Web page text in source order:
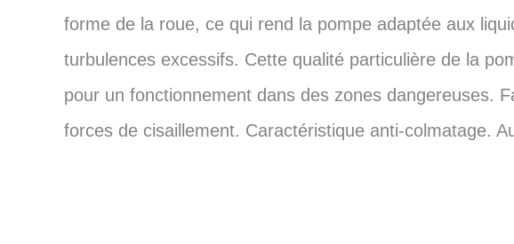
forme de la roue, ce qui rend la pompe adaptée aux
turbulences excessifs. Cette qualité particulière de la
pour un fonctionnement dans des zones dangereuses.
forces de cisaillement. Caractéristique anti-colmatage.